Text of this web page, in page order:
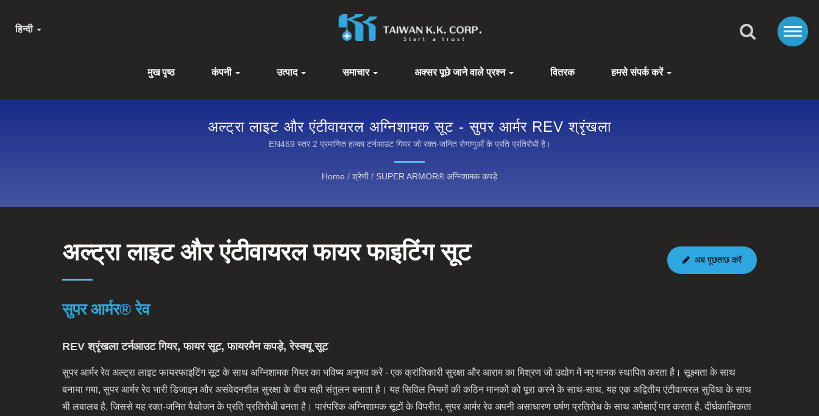
मुख पृष्ठ कंपनी उत्पाद समाचार अक्सर पूछे जाने वाले प्रश्न वितरक हमसे संपर्क करें
हिन्दी
अल्ट्रा लाइट और एंटीवायरल अग्निशामक सूट - सुपर आर्मर REV श्रृंखला
EN469 स्तर 2 प्रमाणित हल्का टर्नआउट गियर जो रक्त-जनित रोगाणुओं के प्रति प्रतिरोधी है।
Home / श्रेणी / SUPER ARMOR® अग्निशामक कपड़े
अब पूछताछ करें
अल्ट्रा लाइट और एंटीवायरल फायर फाइटिंग सूट
सुपर आर्मर® रेव
REV श्रृंखला टर्नआउट गियर, फायर सूट, फायरमैन कपड़े, रेस्क्यू सूट
सुपर आर्मर रेव अल्ट्रा लाइट फायरफाइटिंग सूट के साथ अग्निशामक गियर का भविष्य अनुभव करें - एक क्रांतिकारी सुरक्षा और आराम का मिश्रण जो उद्योग में नए मानक स्थापित करता है। सूक्ष्मता के साथ
बनाया गया, सुपर आर्मर रेव भारी डिजाइन और असंवेदनशील सुरक्षा के बीच सही संतुलन बनाता है। यह सिविल नियमों की कठिन मानकों को पूरा करने के साथ-साथ, यह एक अद्वितीय एंटीवायरल सुविधा के साथ
भी लबालब है, जिससे यह रक्त-जनित पैथोजन के प्रति प्रतिरोधी बनता है। पारंपरिक अग्निशामक सूटों के विपरीत, सुपर आर्मर रेव अपनी असाधारण घर्षण प्रतिरोध के साथ अपेक्षाएँ पार करता है, दीर्घकालिकता